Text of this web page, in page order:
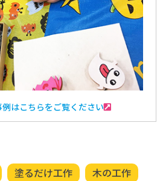
はこちらをご覧ください
塗るだけ工作
木の工作